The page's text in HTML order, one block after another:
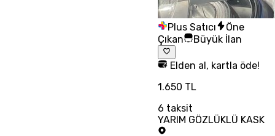
Plus Satıcı
Öne
Çıkan
Büyük İlan
Elden al, kartla öde!
1.650 TL
6 taksit
YARIM GÖZLÜKLÜ KASK